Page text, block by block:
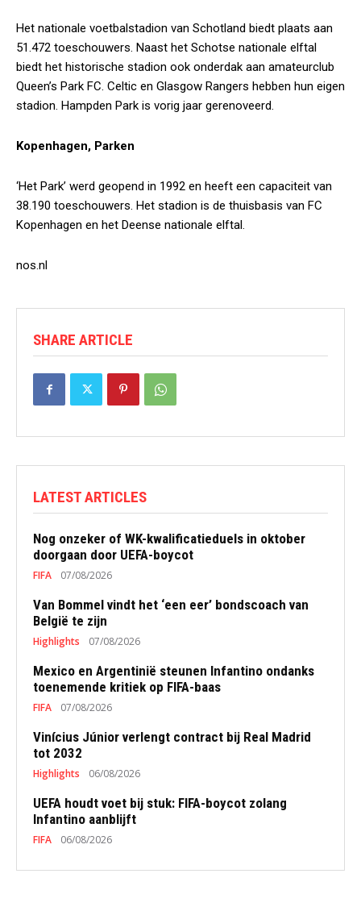
Het nationale voetbalstadion van Schotland biedt plaats aan
51.472 toeschouwers. Naast het Schotse nationale elftal
biedt het historische stadion ook onderdak aan amateurclub
Queen’s Park FC. Celtic en Glasgow Rangers hebben hun eigen
stadion. Hampden Park is vorig jaar gerenoveerd.
Kopenhagen, Parken
‘Het Park’ werd geopend in 1992 en heeft een capaciteit van
38.190 toeschouwers. Het stadion is de thuisbasis van FC
Kopenhagen en het Deense nationale elftal.
nos.nl
SHARE ARTICLE
LATEST ARTICLES
Nog onzeker of WK-kwalificatieduels in oktober
doorgaan door UEFA-boycot
FIFA 07/08/2026
Van Bommel vindt het ‘een eer’ bondscoach van
België te zijn
Highlights 07/08/2026
Mexico en Argentinië steunen Infantino ondanks
toenemende kritiek op FIFA-baas
FIFA 07/08/2026
Vinícius Júnior verlengt contract bij Real Madrid
tot 2032
Highlights 06/08/2026
UEFA houdt voet bij stuk: FIFA-boycot zolang
Infantino aanblijft
FIFA 06/08/2026